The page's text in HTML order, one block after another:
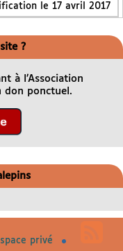
le 17 avril 2017
?
à l’Association
don ponctuel.
privé